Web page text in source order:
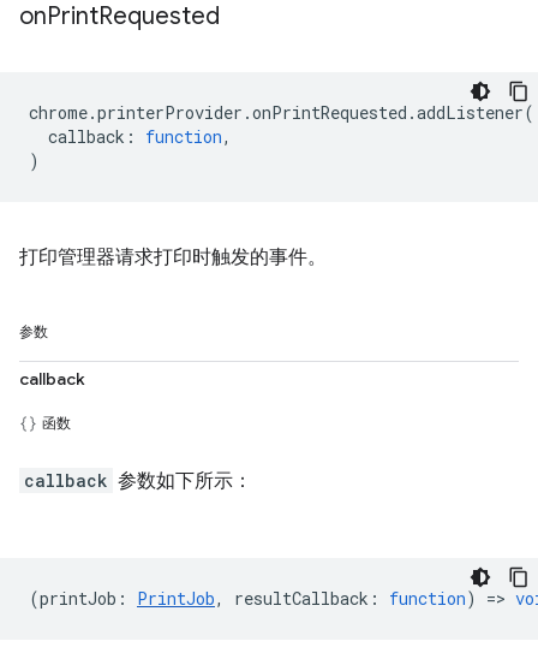
onPrintRequested
chrome.printerProvider .onPrintRequested .addListener(
callback : function,
)
打印管理器请求打印时触发的事件。
参数
callback
函数
callback 参数如下所示：
(printJob : PrintJob, resultCallback : function) =>